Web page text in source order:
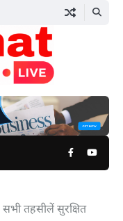
Facebook
तहसीलें सुरक्षित